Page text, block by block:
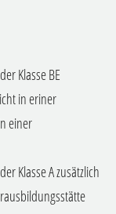
Klasse BE
in eriner
einer
Klasse A zusätzlich